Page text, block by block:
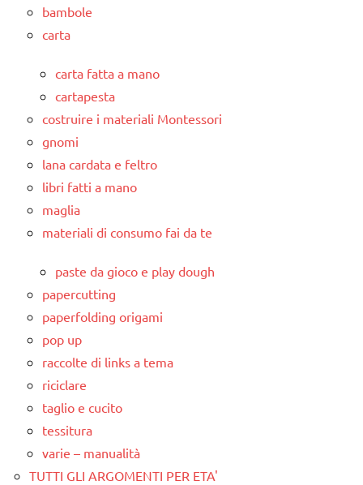
bambole
carta
carta fatta a mano
cartapesta
costruire i materiali Montessori
gnomi
lana cardata e feltro
libri fatti a mano
maglia
materiali di consumo fai da te
paste da gioco e play dough
papercutting
paperfolding origami
pop up
raccolte di links a tema
riciclare
taglio e cucito
tessitura
varie – manualità
TUTTI GLI ARGOMENTI PER ETA'